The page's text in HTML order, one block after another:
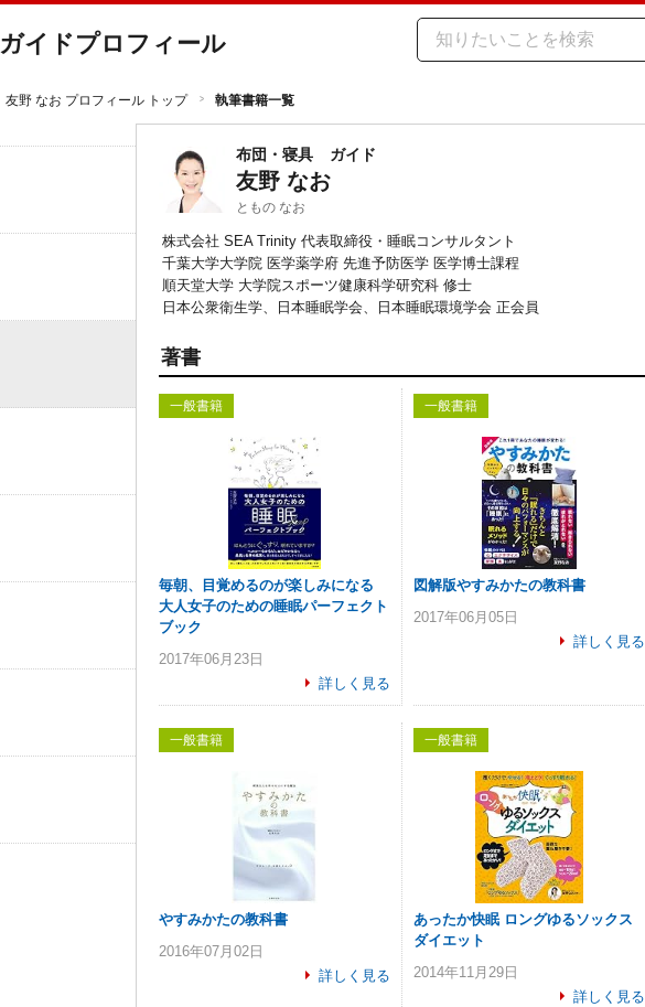
ガイドプロフィール
友野 なお プロフィール トップ 執筆書籍一覧
布団・寝具 ガイド
友野 なお
ともの なお
株式会社 SEA Trinity 代表取締役・睡眠コンサルタント
千葉大学大学院 医学薬学府 先進予防医学 医学博士課程
順天堂大学 大学院スポーツ健康科学研究科 修士
日本公衆衛生学、日本睡眠学会、日本睡眠環境学会 正会員
著書
一般書籍
毎朝、目覚めるのが楽しみになる
大人女子のための睡眠パーフェクト
ブック
2017年06月23日
詳しく見る
一般書籍
図解版やすみかたの教科書
2017年06月05日
詳しく見る
一般書籍
やすみかたの教科書
2016年07月02日
詳しく見る
一般書籍
あったか快眠 ロングゆるソックス
ダイエット
2014年11月29日
詳しく見る